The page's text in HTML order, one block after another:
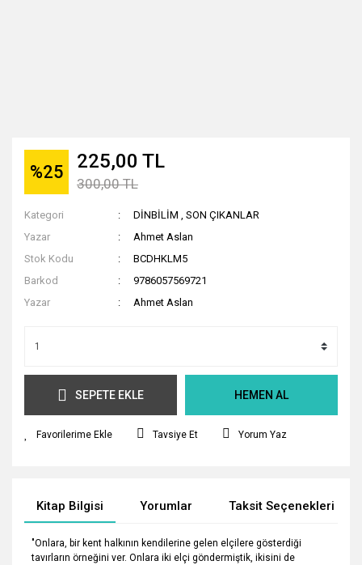
%25 225,00 TL
300,00 TL
Kategori DİNBİLİM ,SON ÇIKANLAR
Yazar
Ahmet Aslan
Stok Kodu
BCDHKLM5
Barkod
9786057569721
Yazar
Ahmet Aslan
SEPETE EKLE HEMEN AL
Tavsiye Et Yorum Yaz
Kitap Bilgisi Yorumlar Taksit Seçenekleri
"Onlara, bir kent halkının kendilerine gelen elçilere gösterdiği
tavırların örneğini ver. Onlara iki elçi göndermiştik, ikisini de